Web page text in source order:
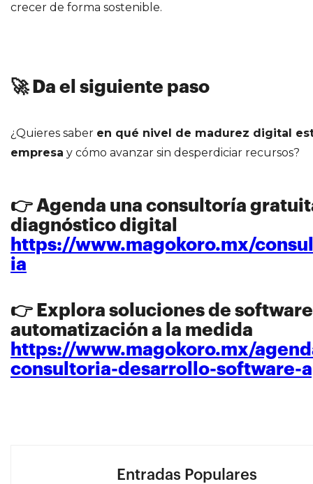
crecer de forma sostenible.
🚀 Da el siguiente paso
¿Quieres saber en qué nivel de madurez digital
empresa y cómo avanzar sin desperdiciar recursos?
👉Agenda una consultoría
diagnóstico digital
https://www.magokoro.mx/
ia
👉 Explora soluciones de
automatización a la medida
https://www.magokoro.mx/
consultoria-desarrollo-software-
Entradas Populares